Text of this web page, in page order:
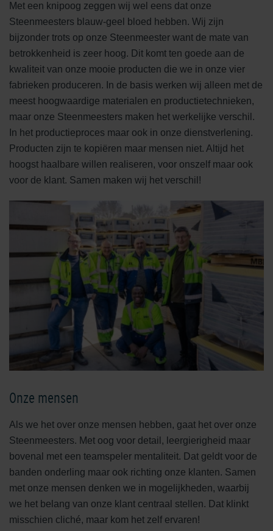
Met een knipoog zeggen wij wel eens dat onze
Steenmeesters blauw-geel bloed hebben. Wij zijn
bijzonder trots op onze Steenmeester want de mate van
betrokkenheid is zeer hoog. Dit komt ten goede aan de
kwaliteit van onze mooie producten die we in onze vier
fabrieken produceren. In de basis werken wij alleen met de
meest hoogwaardige materialen en productietechnieken,
maar onze Steenmeesters maken het werkelijke verschil.
In het productieproces maar ook in onze dienstverlening.
Producten zijn te kopiëren maar mensen niet. Altijd het
hoogst haalbare willen realiseren, voor onszelf maar ook
voor de klant. Samen maken wij het verschil!
Onze mensen
Als we het over onze mensen hebben, gaat het over onze
Steenmeesters. Met oog voor detail, leergierigheid maar
bovenal met een teamspeler mentaliteit. Dat geldt voor de
banden onderling maar ook richting onze klanten. Samen
met onze mensen denken we in mogelijkheden, waarbij
we het belang van onze klant centraal stellen. Dat klinkt
misschien cliché, maar kom het zelf ervaren!